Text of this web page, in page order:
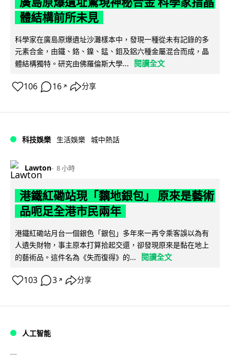
體結構前所未見
科學家在廣島原爆遺址沙灘樣本中，發現一種從未有記錄的多
元素合金，由鐵、鉻、鎳、錳、鉬及鋁六種金屬混合而成，晶
體結構獨特。研究由佛羅倫斯大學...
閱讀全文
106 16 ↗ 分享
科技娛樂 生活娛樂 城中熱話
Lawton 8 小時
港鐵紅磡站現「黐地銀包」 原來是藝術
品呃足全港市民兩年
港鐵紅磡站月台一個銀色「銀包」多年來一再令乘客誤以為有
人遺失財物，事主原本打算拾起交還，卻發現原來是黏在地上
的藝術品。這件名為《失而復得》的...
閱讀全文
103 3 ↗ 分享
人工智能